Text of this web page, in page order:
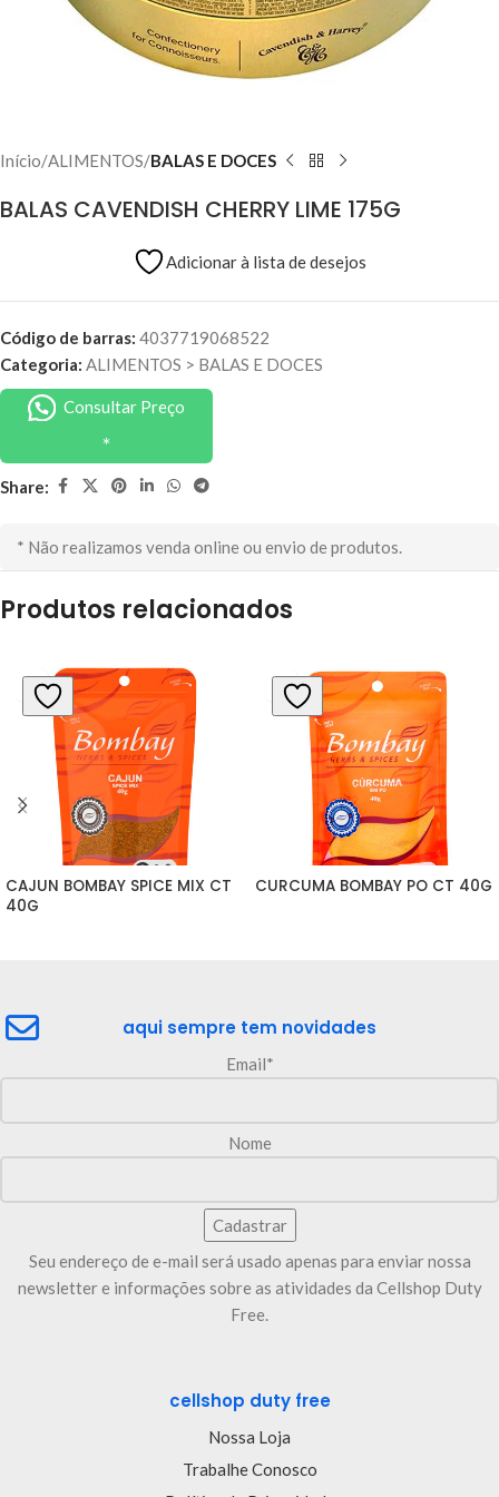
Início ALIMENTOS BALAS E DOCES
BALAS CAVENDISH CHERRY LIME 175G
Adicionar à lista de desejos
Código de barras: 4037719068522
Categoria: ALIMENTOS > BALAS E DOCES
Consultar Preço
Share:
* Não realizamos venda online ou envio de produtos.
Produtos relacionados
CAJUN BOMBAY SPICE MIX CT
40G
CURCUMA BOMBAY PO CT 40G
aqui sempre tem novidades
Email*
Nome
Seu endereço de e-mail será usado apenas para enviar nossa
newsletter e informações sobre as atividades da Cellshop Duty
Free.
cellshop duty free
Nossa Loja
Trabalhe Conosco